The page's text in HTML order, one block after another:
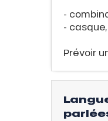
-
-
Prévoir